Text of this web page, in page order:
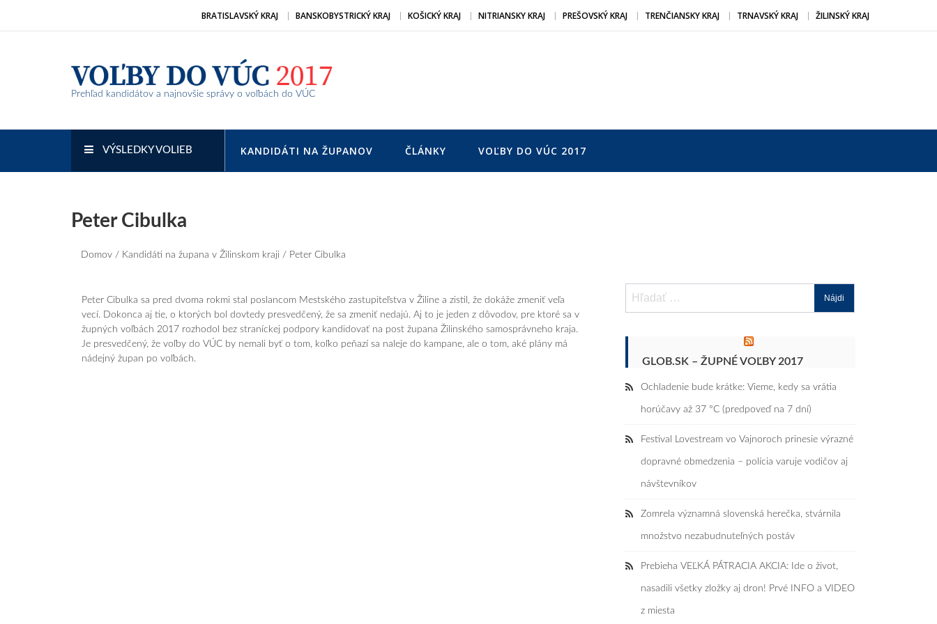
BRATISLAVSKÝ KRAJ BANSKOBYSTRICKÝ KRAJ KOŠICKÝ KRAJ NITRIANSKY KRAJ PREŠOVSKÝ KRAJ TRENČIANSKY KRAJ TRNAVSKÝ KRAJ ŽILINSKÝ KRAJ
Prehľad kandidátov a najnovšie správy o voľbách do VÚC
VÝSLEDKY VOLIEB KANDIDÁTI NA ŽUPANOV ČLÁNKY VOĽBY DO VÚC 2017
Peter Cibulka
Domov / Kandidáti na župana v Žilinskom kraji / Peter Cibulka
Peter Cibulka sa pred dvoma rokmi stal poslancom Mestského zastupiteľ­stva v Žiline a zistil, že dokáže zmeniť veľa
vecí. Dokonca aj tie, o ktorých bol dovtedy presvedčený, že sa zmeniť nedajú. Aj to je jeden z dôvodov, pre ktoré sa v
župných voľbách 2017 rozhodol bez straníc­kej podpory kandidovať na post župana Žilinského samosprávneho kraja.
Je presvedčený, že voľby do VÚC by nemali byť o tom, koľko peňazí sa naleje do kampane, ale o tom, aké plány má
nádejný župan po voľbách.
Hľadať:
GLOB.SK – ŽUPNÉ VOĽBY 2017
Ochladenie bude krátke: Vieme, kedy sa vrátia
horúčavy až 37 °C (predpoveď na 7 dní)
Festival Lovestream vo Vajnoroch prinesie výrazné
dopravné obmedzenia – polícia varuje vodičov aj
návštevníkov
Zomrela významná slovenská herečka, stvárnila
množstvo nezabudnuteľných postáv
Prebieha VEĽKÁ PÁTRACIA AKCIA: Ide o život,
nasadili všetky zložky aj dron! Prvé INFO a VIDEO
z miesta